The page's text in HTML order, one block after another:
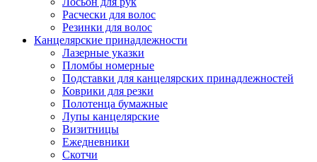
Расчески для волос
Резинки для волос
Канцелярские принадлежности
Лазерные указки
Пломбы номерные
Подставки для канцелярских принадлежностей
Коврики для резки
Полотенца бумажные
Лупы канцелярские
Визитницы
Ежедневники
Скотчи